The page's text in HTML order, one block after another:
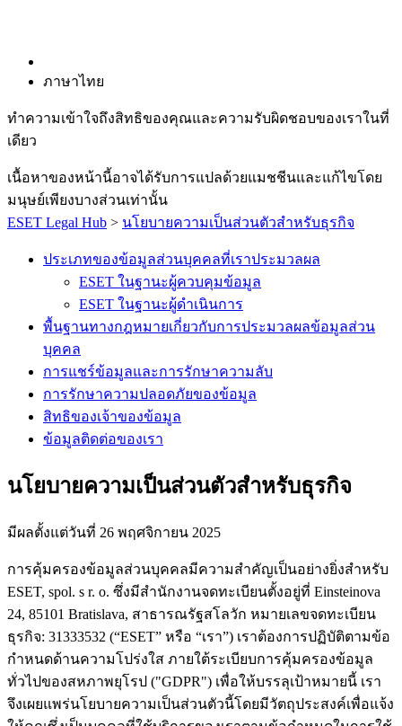
ภาษาไทย
ทำความเข้าใจถึงสิทธิของคุณและความรับผิดชอบของเราในที่
เดียว
เนื้อหาของหน้านี้อาจได้รับการแปลด้วยแมชชีนและแก้ไขโดย
มนุษย์เพียงบางส่วนเท่านั้น
ESET Legal Hub > นโยบายความเป็นส่วนตัวสำหรับธุรกิจ
ประเภทของข้อมูลส่วนบุคคลที่เราประมวลผล
ESET ในฐานะผู้ควบคุมข้อมูล
ESET ในฐานะผู้ดําเนินการ
พื้นฐานทางกฎหมายเกี่ยวกับการประมวลผลข้อมูลส่วน
บุคคล
การแชร์ข้อมูลและการรักษาความลับ
การรักษาความปลอดภัยของข้อมูล
สิทธิของเจ้าของข้อมูล
ข้อมูลติดต่อของเรา
นโยบายความเป็นส่วนตัวสําหรับธุรกิจ
มีผลตั้งแต่วันที่ 26 พฤศจิกายน 2025
การคุ้มครองข้อมูลส่วนบุคคลมีความสำคัญเป็นอย่างยิ่งสำหรับ
ESET, spol. s r. o. ซึ่งมีสำนักงานจดทะเบียนตั้งอยู่ที่ Einsteinova
24, 85101 Bratislava, สาธารณรัฐสโลวัก หมายเลขจดทะเบียน
ธุรกิจ: 31333532 (“ESET” หรือ “เรา”) เราต้องการปฏิบัติตามข้อ
กำหนดด้านความโปร่งใส ภายใต้ระเบียบการคุ้มครองข้อมูล
ทั่วไปของสหภาพยุโรป ("GDPR") เพื่อให้บรรลุเป้าหมายนี้ เรา
จึงเผยแพร่นโยบายความเป็นส่วนตัวนี้โดยมีวัตถุประสงค์เพื่อแจ้ง